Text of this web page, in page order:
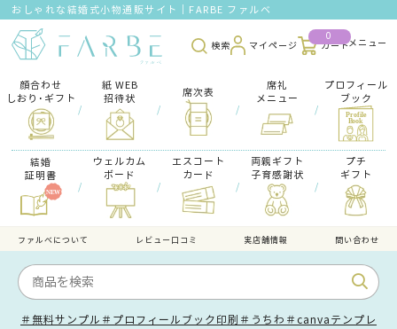
おしゃれな結婚式小物通販サイト｜FARBE ファルベ
検索 マイページ
0
カート
顔合わせ
しおり･ギフト
/
紙 WEB
招待状
/
席次表
/
席礼
メニュー
/
プロフィール
ブック
結婚
証明書
/
ウェルカム
ボード
/
エスコート
カード
/
両親ギフト
子育感謝状
/
プチ
ギフト
ファルべについて レビュー口コミ 実店舗情報 問い合わせ
＃無料サンプル ＃プロフィールブック印刷 ＃うちわ ＃canvaテンプレ